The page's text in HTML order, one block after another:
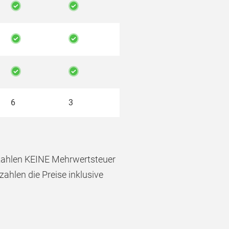
6 3
KEINE Mehrwertsteuer
die Preise inklusive